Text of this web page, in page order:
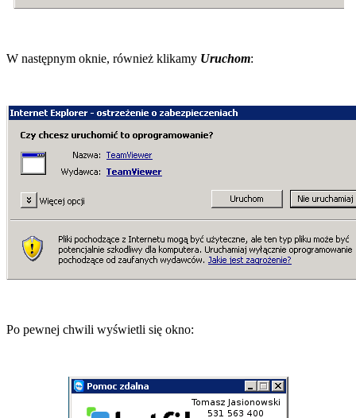
W następnym oknie, również klikamy Uruchom:
Po pewnej chwili wyświetli się okno: